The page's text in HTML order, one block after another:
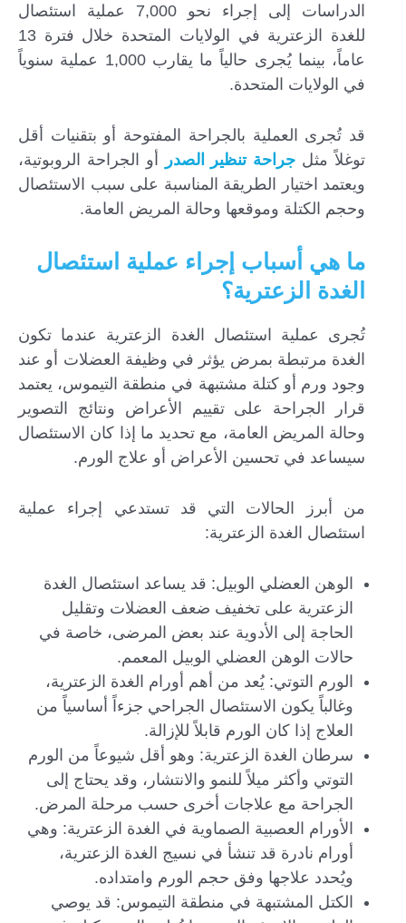
الدراسات إلى إجراء نحو 7,000 عملية استئصال
للغدة الزعترية في الولايات المتحدة خلال فترة 13
عاماً، بينما يُجرى حالياً ما يقارب 1,000 عملية سنوياً
في الولايات المتحدة.
قد تُجرى العملية بالجراحة المفتوحة أو بتقنيات أقل
توغلاً مثل جراحة تنظير الصدر
أو الجراحة الروبوتية،
ويعتمد اختيار الطريقة المناسبة على سبب الاستئصال
وحجم الكتلة وموقعها وحالة المريض العامة.
ما هي أسباب إجراء عملية استئصال
الغدة الزعترية؟
تُجرى عملية استئصال الغدة الزعترية عندما تكون
الغدة مرتبطة بمرض يؤثر في وظيفة العضلات أو عند
وجود ورم أو كتلة مشتبهة في منطقة التيموس، يعتمد
قرار الجراحة على تقييم الأعراض ونتائج التصوير
وحالة المريض العامة، مع تحديد ما إذا كان الاستئصال
سيساعد في تحسين الأعراض أو علاج الورم.
من أبرز الحالات التي قد تستدعي إجراء عملية
استئصال الغدة الزعترية:
الوهن العضلي الوبيل: قد يساعد استئصال الغدة
الزعترية على تخفيف ضعف العضلات وتقليل
الحاجة إلى الأدوية عند بعض المرضى، خاصة في
حالات الوهن العضلي الوبيل المعمم.
الورم التوتي: يُعد من أهم أورام الغدة الزعترية،
وغالباً يكون الاستئصال الجراحي جزءاً أساسياً من
العلاج إذا كان الورم قابلاً للإزالة.
سرطان الغدة الزعترية: وهو أقل شيوعاً من الورم
التوتي وأكثر ميلاً للنمو والانتشار، وقد يحتاج إلى
الجراحة مع علاجات أخرى حسب مرحلة المرض.
الأورام العصبية الصماوية في الغدة الزعترية: وهي
أورام نادرة قد تنشأ في نسيج الغدة الزعترية،
ويُحدد علاجها وفق حجم الورم وامتداده.
الكتل المشتبهة في منطقة التيموس: قد يوصي